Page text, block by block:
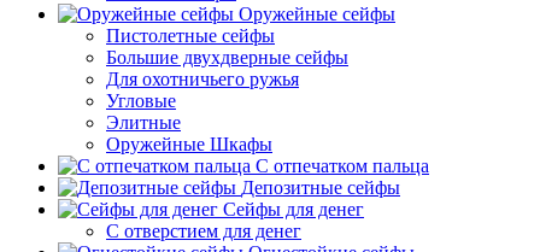
Оружейные сейфы
Пистолетные сейфы
Большие двухдверные сейфы
Для охотничьего ружья
Угловые
Элитные
Оружейные Шкафы
С отпечатком пальца
Депозитные сейфы
Сейфы для денег
С отверстием для денег